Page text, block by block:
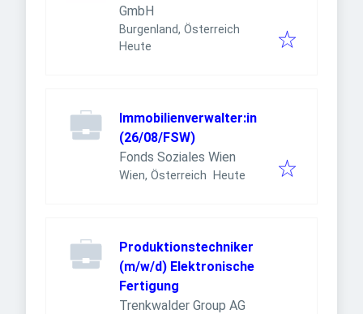
GmbH
Burgenland, Österreich
Veröffentlicht
Heute
Immobilienverwalter:in
(26/08/FSW)
Fonds Soziales Wien
Wien, Österreich Veröffentlicht:
Heute
Produktionstechniker
(m/w/d) Elektronische
Fertigung
Trenkwalder Group AG